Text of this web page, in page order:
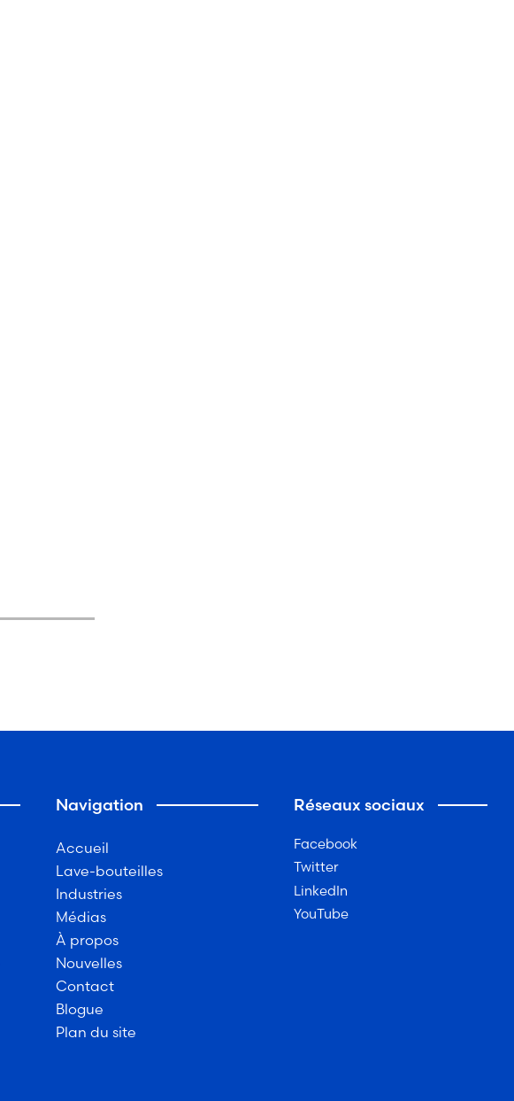
Navigation
Accueil
Lave-bouteilles
Industries
Médias
À propos
Nouvelles
Contact
Blogue
Plan du site
Réseaux sociaux
Facebook
Twitter
LinkedIn
YouTube